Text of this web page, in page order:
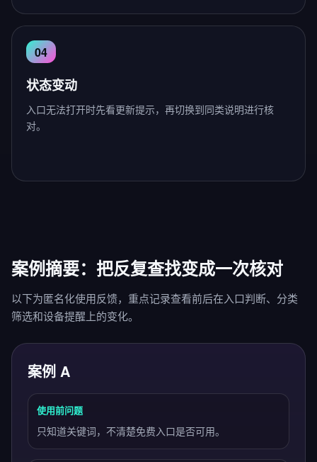
状态变动
入口无法打开时先看更新提示，再切换到同类说明进行核
对。
案例摘要：把反复查找变成一次核对
以下为匿名化使用反馈，重点记录查看前后在入口判断、分类
筛选和设备提醒上的变化。
案例 A
使用前问题
只知道关键词，不清楚免费入口是否可用。